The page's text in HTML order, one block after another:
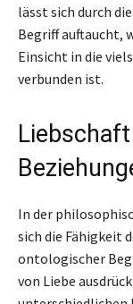
lässt sich durch
Begriff auftaucht,
Einsicht in die
verbunden ist.
In der
sich die Fähigkeit
ontologischer
von Liebe